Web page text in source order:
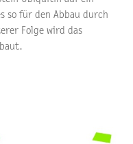
so für den Abbau durch
Folge wird das